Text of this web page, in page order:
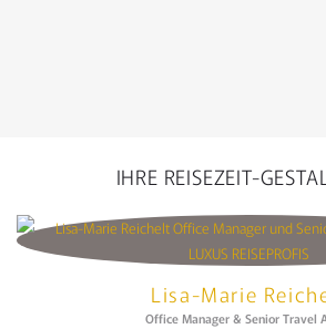
IHRE REISEZEIT-
Lisa-Marie
Office Manager & Senior Travel